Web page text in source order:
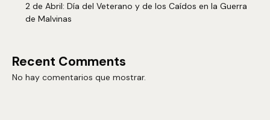
2 de Abril: Día del Veterano y de los Caídos en la Guerra
de Malvinas
Recent Comments
No hay comentarios que mostrar.